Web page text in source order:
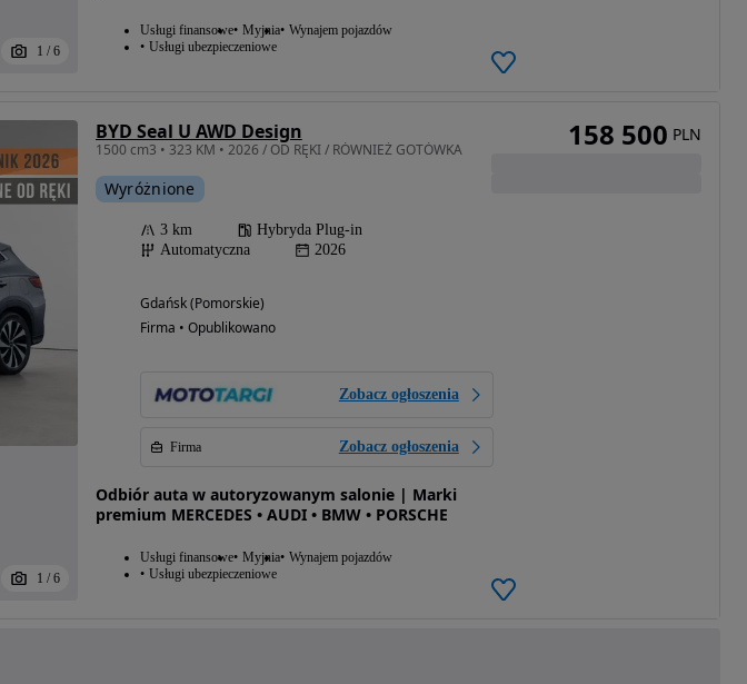
1 / 6
Usługi finansowe Myjnia Wynajem pojazdów
Usługi ubezpieczeniowe
1 / 6
BYD Seal U AWD Design
1500 cm3 • 323 KM • 2026 / OD RĘKI / RÓWNIEŻ GOTÓWKA
Wyróżnione
3 km
Hybryda Plug-in
Automatyczna
2026
Gdańsk (Pomorskie)
Firma • Opublikowano
Zobacz ogłoszenia
Firma Zobacz ogłoszenia
Odbiór auta w autoryzowanym salonie | Marki
premium MERCEDES • AUDI • BMW • PORSCHE
Usługi finansowe Myjnia Wynajem pojazdów
Usługi ubezpieczeniowe
158 500 PLN